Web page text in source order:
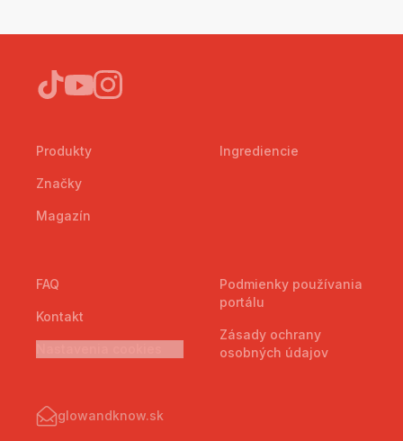
Produkty
Značky
Magazín
Ingrediencie
FAQ
Kontakt
Podmienky používania
portálu
Zásady ochrany
osobných údajov
glowandknow.sk